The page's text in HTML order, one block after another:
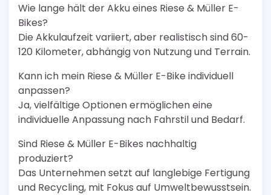
Wie lange hält der Akku eines Riese & Müller E-
Bikes?
Die Akkulaufzeit variiert, aber realistisch sind 60-
120 Kilometer, abhängig von Nutzung und Terrain.
Kann ich mein Riese & Müller E-Bike individuell
anpassen?
Ja, vielfältige Optionen ermöglichen eine
individuelle Anpassung nach Fahrstil und Bedarf.
Sind Riese & Müller E-Bikes nachhaltig
produziert?
Das Unternehmen setzt auf langlebige Fertigung
und Recycling, mit Fokus auf Umweltbewusstsein.